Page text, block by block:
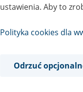
ustawienia. Aby to
Polityka cookies dla
Odrzuć